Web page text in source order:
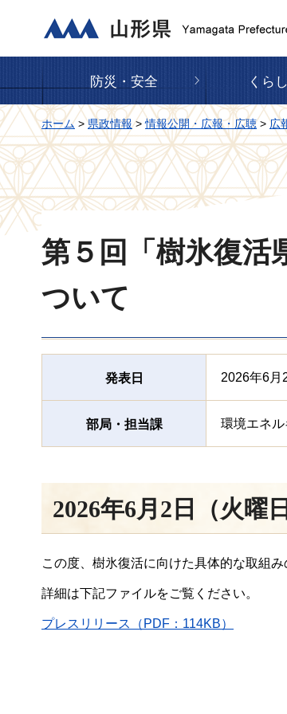
山形県
防災・安全 くら
ホーム>県政情報>情報公開・広報・広聴>広
第５回「樹氷復活
ついて
発表日 2026年6月
部局・担当課 環境エネ
2026年6月2日（火曜日
この度、樹氷復活に向けた具体的な取組
詳細は下記ファイルをご覧ください。
プレスリリース（PDF：114KB）